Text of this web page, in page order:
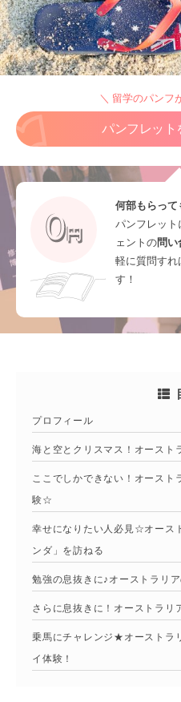
＼ 留学のパンフ
パンフレット
何部もらって
パンフレット
ェントの問い
軽に質問すれ
す！
プロフィール
海と空とクリスマス！オースト
ここでしかできない！オースト
験☆
幸せになりたい人必見☆オース
ンダ」を訪ねる
勉強の息抜きに♪オーストラリ
さらに息抜きに！オーストラ
乗馬にチャレンジ★オーストラ
イ体験！